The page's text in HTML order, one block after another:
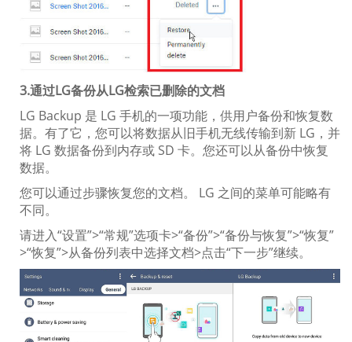
3.通过LG备份从LG检索已删除的文档
LG Backup 是 LG 手机的一项功能，供用户备份和恢复数
据。有了它，您可以将数据从旧手机无线传输到新 LG，并
将 LG 数据备份到内存或 SD 卡。您还可以从备份中恢复
数据。
您可以通过步骤恢复您的文档。 LG 之间的菜单可能略有
不同。
请进入“设置”>“常规”选项卡>“备份”>“备份与恢复”>“恢复”
>“恢复”>从备份列表中选择文档>点击“下一步”继续。